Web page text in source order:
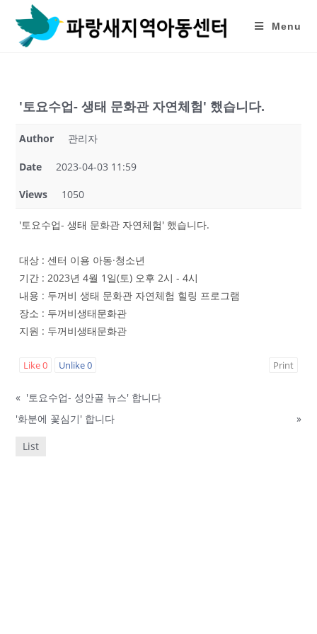
content
Menu
'토요수업- 생태 문화관 자연체험' 했습니다.
Author 관리자
Date 2023-04-03 11:59
Views 1050
'토요수업- 생태 문화관 자연체험' 했습니다.
대상 : 센터 이용 아동·청소년
기간 : 2023년 4월 1일(토) 오후 2시 - 4시
내용 : 두꺼비 생태 문화관 자연체험 힐링 프로그램
장소 : 두꺼비생태문화관
지원 : 두꺼비생태문화관
Like0 Unlike0 Print
« '토요수업- 성안골 뉴스' 합니다
'화분에 꽃심기' 합니다
»
List